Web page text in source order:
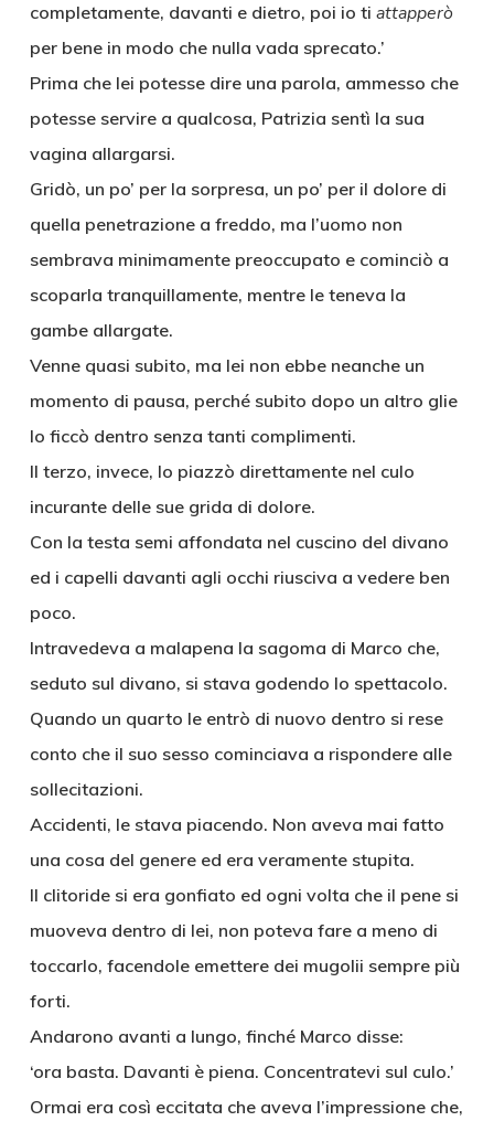
completamente, davanti e dietro, poi io ti attapperò
per bene in modo che nulla vada sprecato.’
Prima che lei potesse dire una parola, ammesso che
potesse servire a qualcosa, Patrizia sentì la sua
vagina allargarsi.
Gridò, un po’ per la sorpresa, un po’ per il dolore di
quella penetrazione a freddo, ma l’uomo non
sembrava minimamente preoccupato e cominciò a
scoparla tranquillamente, mentre le teneva la
gambe allargate.
Venne quasi subito, ma lei non ebbe neanche un
momento di pausa, perché subito dopo un altro glie
lo ficcò dentro senza tanti complimenti.
Il terzo, invece, lo piazzò direttamente nel culo
incurante delle sue grida di dolore.
Con la testa semi affondata nel cuscino del divano
ed i capelli davanti agli occhi riusciva a vedere ben
poco.
Intravedeva a malapena la sagoma di Marco che,
seduto sul divano, si stava godendo lo spettacolo.
Quando un quarto le entrò di nuovo dentro si rese
conto che il suo sesso cominciava a rispondere alle
sollecitazioni.
Accidenti, le stava piacendo. Non aveva mai fatto
una cosa del genere ed era veramente stupita.
Il clitoride si era gonfiato ed ogni volta che il pene si
muoveva dentro di lei, non poteva fare a meno di
toccarlo, facendole emettere dei mugolii sempre più
forti.
Andarono avanti a lungo, finché Marco disse:
‘ora basta. Davanti è piena. Concentratevi sul culo.’
Ormai era così eccitata che aveva l’impressione che,